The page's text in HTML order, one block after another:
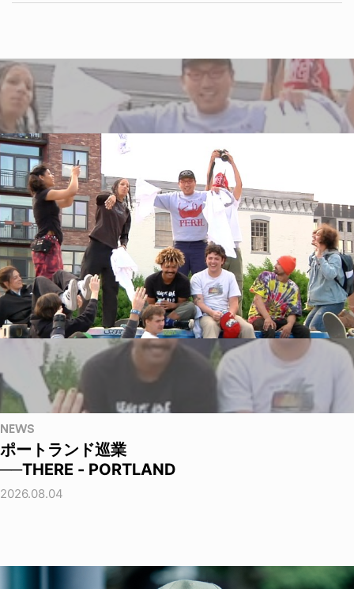
NEWS
ポートランド巡業
──THERE - PORTLAND
2026.08.04